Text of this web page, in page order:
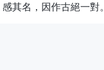
其名，因作古絕一對。